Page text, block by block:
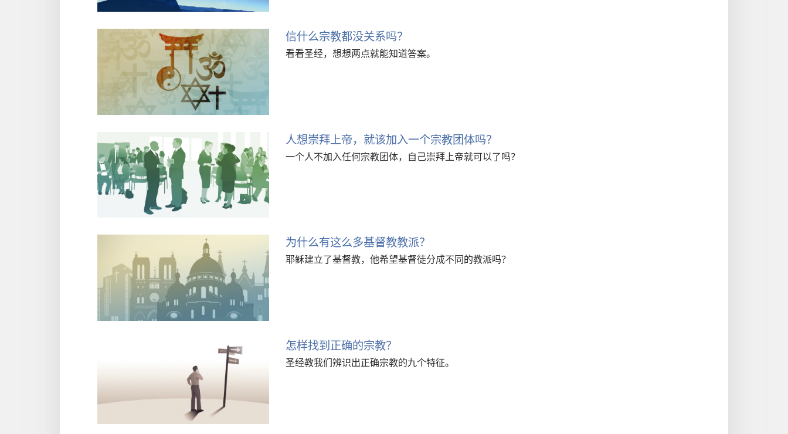
信什么宗教都没关系吗？
看看圣经，想想两点就能知道答案。
人想崇拜上帝，就该加入一个宗教团体吗？
一个人不加入任何宗教团体，自己崇拜上帝就可以了吗？
为什么有这么多基督教教派？
耶稣建立了基督教，他希望基督徒分成不同的教派吗？
怎样找到正确的宗教？
圣经教我们辨识出正确宗教的九个特征。